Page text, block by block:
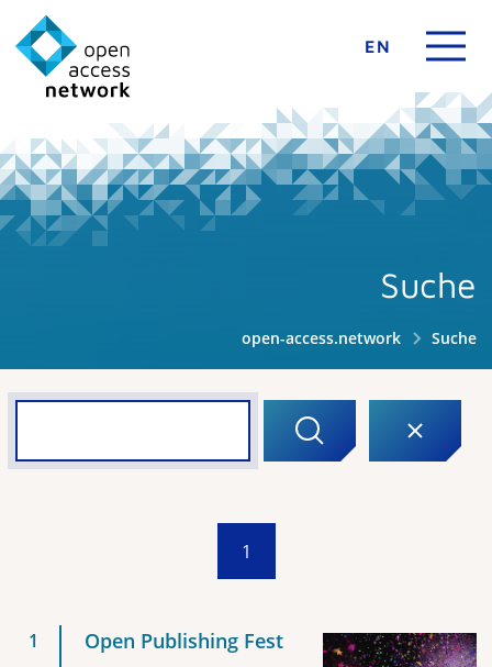
EN
Suche
open-access.network Suche
1
Open Publishing Fest